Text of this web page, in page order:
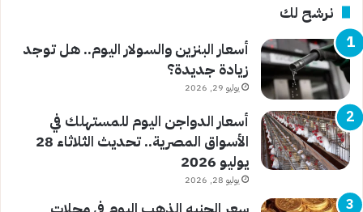
نرشح لك
أسعار البنزين والسولار اليوم.. هل توجد
زيادة جديدة؟
يوليو 29, 2026
أسعار الدواجن اليوم للمستهلك في
الأسواق المصرية.. تحديث الثلاثاء 28
يوليو 2026
يوليو 28, 2026